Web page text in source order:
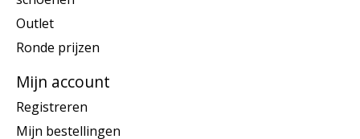
Outlet
Ronde prijzen
Mijn account
Registreren
Mijn bestellingen